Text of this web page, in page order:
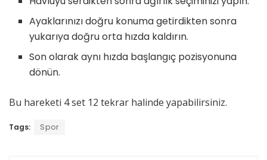
Ayaklarınızı doğru konuma getirdikten sonra
yukarıya doğru orta hızda kaldırın.
Son olarak aynı hızda başlangıç pozisyonuna
dönün.
Bu hareketi 4 set 12 tekrar halinde yapabilirsiniz.
Tags: Spor